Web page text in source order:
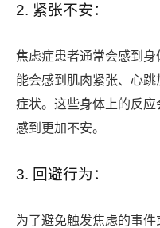
2. 紧张不安：
焦虑症患者通常会感到
能会感到肌肉紧张、心
症状。这些身体上的反应
感到更加不安。
3. 回避行为：
为了避免触发焦虑的事